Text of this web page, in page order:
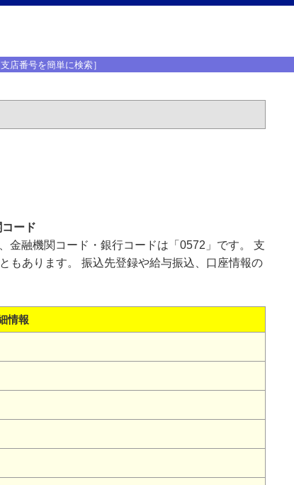
店番号を簡単に検索］
ード
金融機関コード・銀行コードは「0572」です。 支
もあります。 振込先登録や給与振込、口座情報の
情報